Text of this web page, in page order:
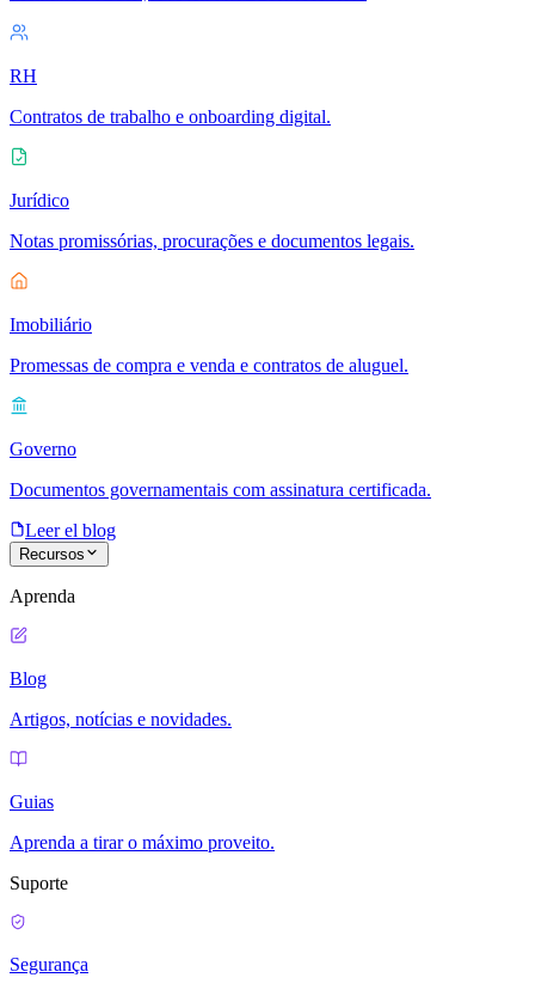
RH
Contratos de trabalho e onboarding digital.
Jurídico
Notas promissórias, procurações e documentos legais.
Imobiliário
Promessas de compra e venda e contratos de aluguel.
Governo
Documentos governamentais com assinatura certificada.
Leer el blog
Recursos
Aprenda
Blog
Artigos, notícias e novidades.
Guias
Aprenda a tirar o máximo proveito.
Suporte
Segurança